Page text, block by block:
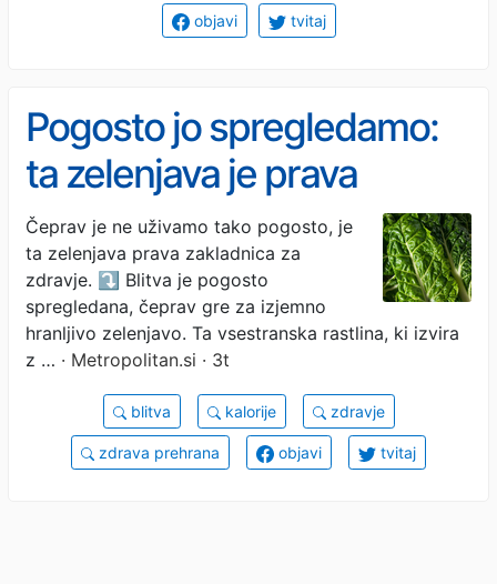
objavi tvitaj
Pogosto jo spregledamo:
ta zelenjava je prava
hranilna bomba, ima pa
zgolj 35 kalorij na porcijo
Čeprav je ne uživamo tako pogosto, je
ta zelenjava prava zakladnica za
zdravje. ⤵️ Blitva je pogosto
spregledana, čeprav gre za izjemno
hranljivo zelenjavo. Ta vsestranska rastlina, ki izvira
z … · Metropolitan.si · 3t
blitva kalorije zdravje
zdrava prehrana objavi tvitaj